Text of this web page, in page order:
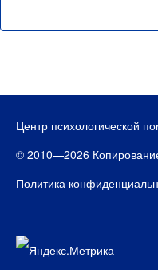
Центр психологической
© 2010—2026
Политика